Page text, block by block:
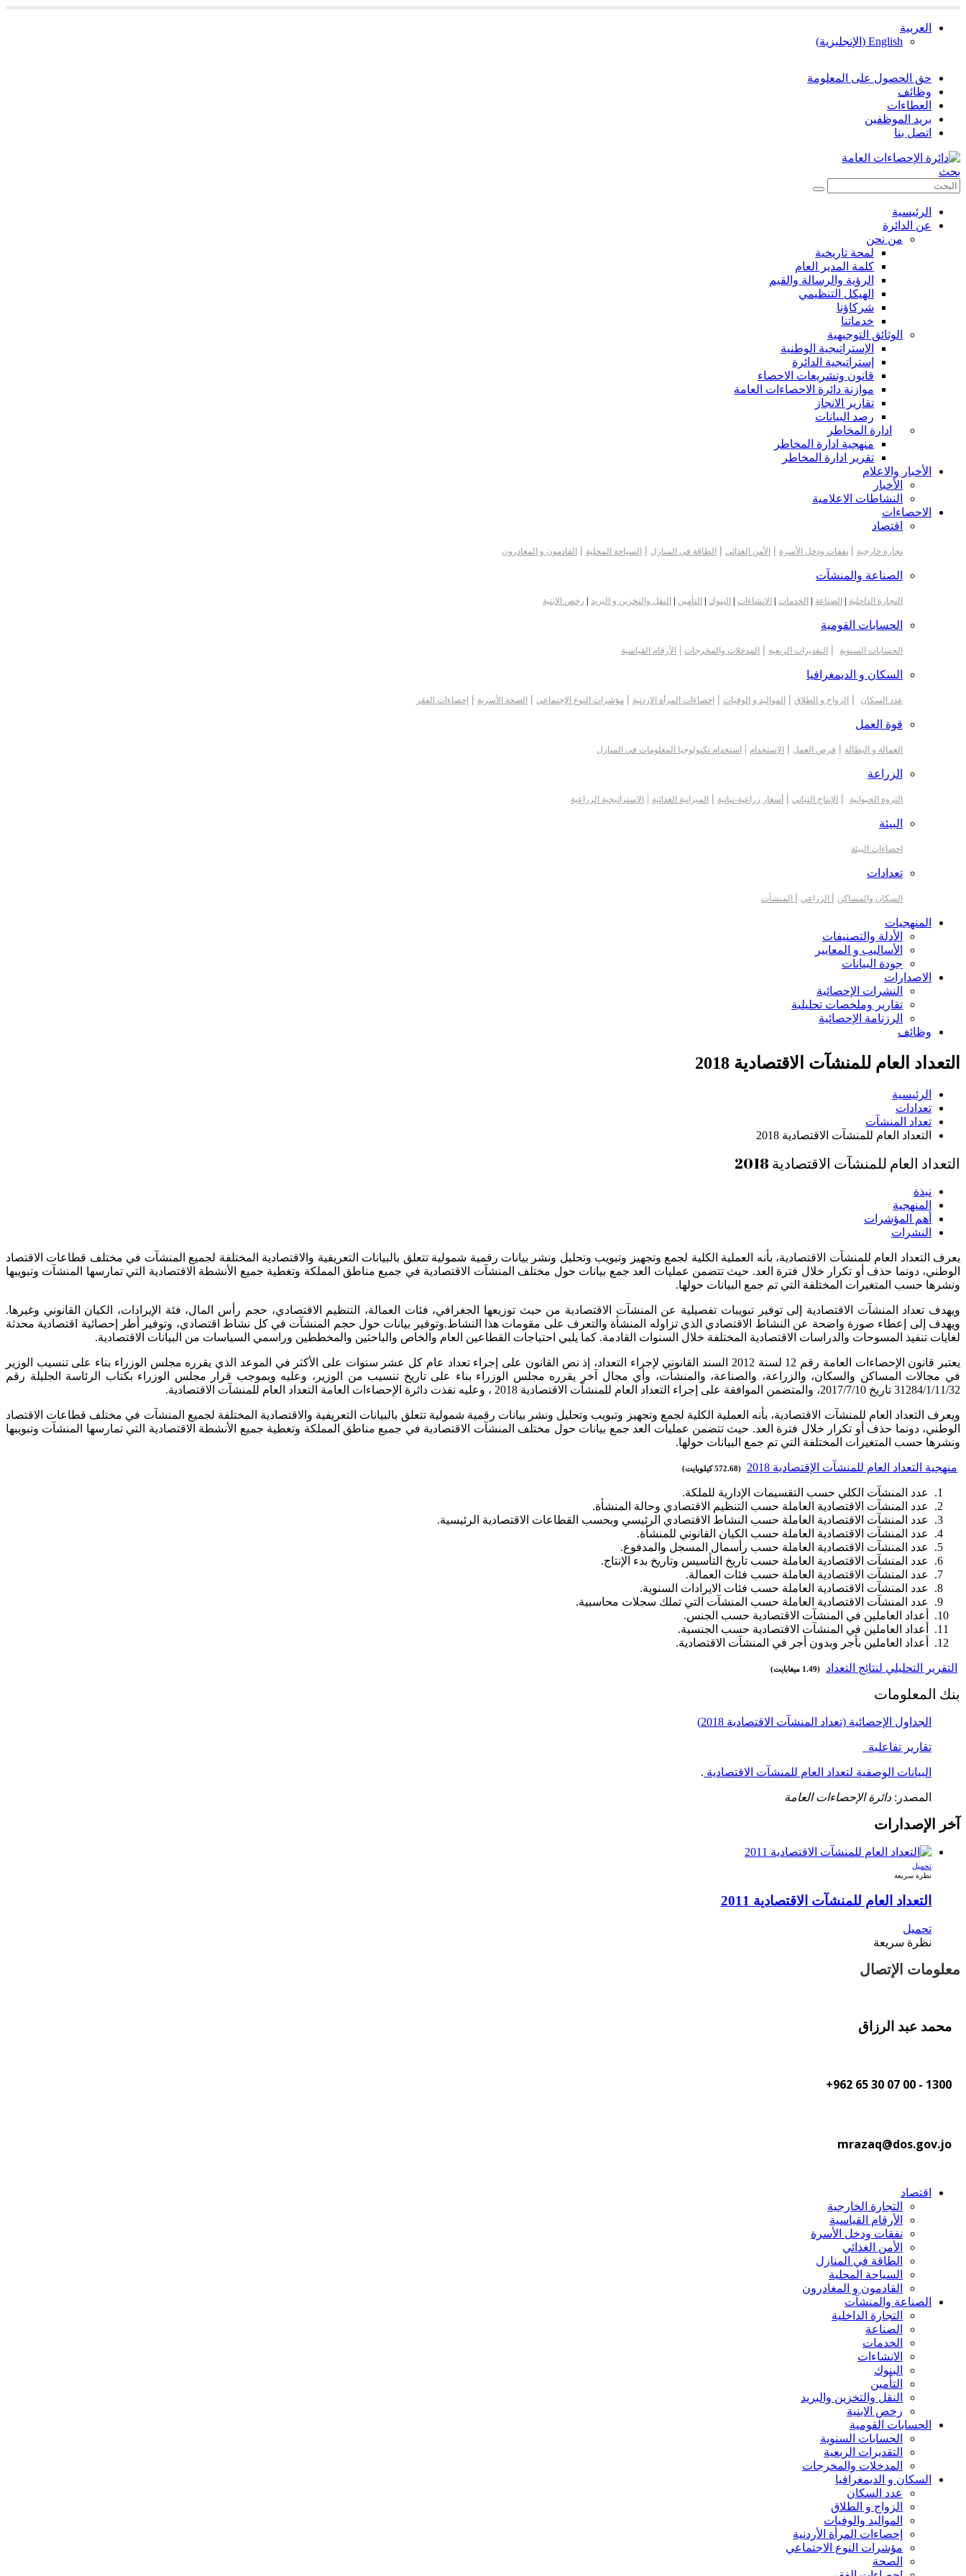
العربية
English
( الإنجليزية)
حق الحصول على المعلومة
وظائف
العطاءات
بريد الموظفين
اتصل بنا
بحث
الرئيسية
عن الدائرة
من نحن
لمحة تاريخية
كلمة المدير العام
الرؤية والرسالة والقيم
الهيكل التنظيمي
شركاؤنا
خدماتنا
الوثائق التوجيهية
الإستراتيجية الوطنية
إستراتيجية الدائرة
قانون وتشريعات الاحصاء
موازنة دائرة الاحصاءات العامة
تقارير الانجاز
رصد البيانات
ادارة المخاطر
منهجية ادارة المخاطر
تقرير ادارة المخاطر
الأخبار والاعلام
الأخبار
النشاطات الاعلامية
الاحصاءات
اقتصاد
تجارة خارجية | نفقات ودخل الأسرة | الأمن الغذائي | الطاقة في المنازل | السياحة المحلية | القادمون و المغادرون
الصناعة والمنشآت
التجارة الداخلية الصناعة الخدمات الانشاءات البنوك التأمين النقل والتخزين و البريد رخص الابنية
الحسابات القومية
الحسابات السنوية | التقديرات الربعية | المدخلات والمخرجات | الأرقام القياسية
السكان و الديمغرافيا
عدد السكان | الزواج و الطلاق | المواليد و الوفيات | إحصاءات المرأة الاردنية | مؤشرات النوع الإجتماعي | الصحة الأسرية | إحصاءات الفقر
قوة العمل
العمالة و البطالة | فرص العمل | الإستخدام | استخدام تكنولوجيا المعلومات في المنازل
الزراعة
الثروة الحيوانية | الإنتاج النباتي | أسعار زراعية-نباتية | الميزانية الغذائية | الاستراتيجية الزراعية
البيئة
احصاءات البيئة
تعدادات
السكان والمساكن | الزراعي | المنشآت
المنهجيات
الأدلة والتصنيفات
الأساليب و المعايير
جودة البيانات
الاصدارات
النشرات الإحصائية
تقارير وملخصات تحليلية
الرزنامة الإحصائية
وظائف
التعداد العام للمنشآت الاقتصادية 2018
الرئيسية
تعدادات
تعداد المنشآت
التعداد العام للمنشآت الاقتصادية 2018
التعداد العام للمنشآت الاقتصادية 2018
نبذة
المنهجية
أهم المؤشرات
النشرات
يعرف التعداد العام للمنشآت الاقتصادية، بأنه العملية الكلية لجمع وتجهيز وتبويب وتحليل ونشر بيانات رقمية شمولية تتعلق بالبيانات التعريفية والاقتصادية المختلفة لجميع المنشآت في مختلف قطاعات الاقتصاد
الوطني، دونما حذف أو تكرار خلال فترة العد. حيث تتضمن عمليات العد جمع بيانات حول مختلف المنشآت الاقتصادية في جميع مناطق المملكة وتغطية جميع الأنشطة الاقتصادية التي تمارسها المنشآت وتبويبها
ونشرها حسب المتغيرات المختلفة التي تم جمع البيانات حولها.
ويهدف تعداد المنشآت الاقتصادية إلى توفير تبويبات تفصيلية عن المنشآت الاقتصادية من حيث توزيعها الجغرافي، فئات العمالة، التنظيم الاقتصادي، حجم رأس المال، فئة الإيرادات، الكيان القانوني وغيرها.
ويهدف إلى إعطاء صورة واضحة عن النشاط الاقتصادي الذي تزاوله المنشأة والتعرف على مقومات هذا النشاط.وتوفير بيانات حول حجم المنشآت في كل نشاط اقتصادي، وتوفير أطر إحصائية اقتصادية محدثة
لغايات تنفيذ المسوحات والدراسات الاقتصادية المختلفة خلال السنوات القادمة. كما يلبي احتياجات القطاعين العام والخاص والباحثين والمخططين وراسمي السياسات من البيانات الاقتصادية.
يعتبر قانون الإحصاءات العامة رقم 12 لسنة 2012 السند القانوني لإجراء التعداد، إذ نص القانون على إجراء تعداد عام كل عشر سنوات على الأكثر في الموعد الذي يقرره مجلس الوزراء بناء على تنسيب الوزير
في مجالات المساكن والسكان، والزراعة، والصناعة، والمنشآت، وأي مجال آخر يقرره مجلس الوزراء بناء على تاريخ تنسيب من الوزير، وعليه وبموجب قرار مجلس الوزراء بكتاب الرئاسة الجليلة رقم
31284/1/11/32 تاريخ 2017/7/10، والمتضمن الموافقة على إجراء التعداد العام للمنشآت الاقتصادية 2018 ، وعليه نفذت دائرة الإحصاءات العامة التعداد العام للمنشآت الاقتصادية.
ويعرف التعداد العام للمنشآت الاقتصادية، بأنه العملية الكلية لجمع وتجهيز وتبويب وتحليل ونشر بيانات رقمية شمولية تتعلق بالبيانات التعريفية والاقتصادية المختلفة لجميع المنشآت في مختلف قطاعات الاقتصاد
الوطني، دونما حذف أو تكرار خلال فترة العد. حيث تتضمن عمليات العد جمع بيانات حول مختلف المنشآت الاقتصادية في جميع مناطق المملكة وتغطية جميع الأنشطة الاقتصادية التي تمارسها المنشآت وتبويبها
ونشرها حسب المتغيرات المختلفة التي تم جمع البيانات حولها.
منهجية التعداد العام للمنشآت الإقتصادية 2018 (572.68 كيلوبايت)
عدد المنشآت الكلي حسب التقسيمات الإدارية للملكة.
عدد المنشآت الاقتصادية العاملة حسب التنظيم الاقتصادي وحالة المنشأة.
عدد المنشآت الاقتصادية العاملة حسب النشاط الاقتصادي الرئيسي وبحسب القطاعات الاقتصادية الرئيسية.
عدد المنشآت الاقتصادية العاملة حسب الكيان القانوني للمنشأة.
عدد المنشآت الاقتصادية العاملة حسب رأسمال المسجل والمدفوع.
عدد المنشآت الاقتصادية العاملة حسب تاريخ التأسيس وتاريخ بدء الإنتاج.
عدد المنشآت الاقتصادية العاملة حسب فئات العمالة.
عدد المنشآت الاقتصادية العاملة حسب فئات الايرادات السنوية.
عدد المنشآت الاقتصادية العاملة حسب المنشآت التي تملك سجلات محاسبية.
أعداد العاملين في المنشآت الاقتصادية حسب الجنس.
أعداد العاملين في المنشآت الاقتصادية حسب الجنسية.
أعداد العاملين بأجر وبدون أجر في المنشآت الاقتصادية.
التقرير التحليلي لنتائج التعداد (1.49 ميغابايت)
بنك المعلومات
الجداول الإحصائية (تعداد المنشآت الاقتصادية 2018)
تقارير تفاعلية
البيانات الوصفية لتعداد العام للمنشآت الاقتصادية .
المصدر: دائرة الإحصاءات العامة
آخر الإصدارات
تحميل
نظرة سريعة
التعداد العام للمنشآت الاقتصادية 2011
تحميل
نظرة سريعة
معلومات الإتصال
محمد عبد الرزاق
1300 - 00 07 30 65 962+
mrazaq@dos.gov.jo
اقتصاد
التجارة الخارجية
الأرقام القياسية
نفقات ودخل الأسرة
الأمن الغذائي
الطاقة في المنازل
السياحة المحلية
القادمون و المغادرون
الصناعة والمنشآت
التجارة الداخلية
الصناعة
الخدمات
الانشاءات
البنوك
التأمين
النقل والتخزين والبريد
رخص الابنية
الحسابات القومية
الحسابات السنوية
التقديرات الربعية
المدخلات والمخرجات
السكان و الديمغرافيا
عدد السكان
الزواج و الطلاق
المواليد والوفيات
إحصاءات المرأة الأردنية
مؤشرات النوع الاجتماعي
الصحة